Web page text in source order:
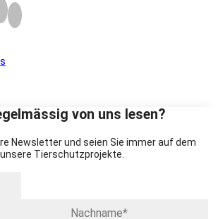
von uns lesen?
Newsletter und seien Sie immer auf dem
Tierschutzprojekte.